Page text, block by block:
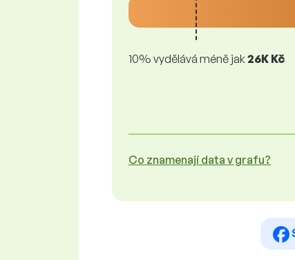
10% vydělává méně jak26K Kč
Co znamenají data v grafu?